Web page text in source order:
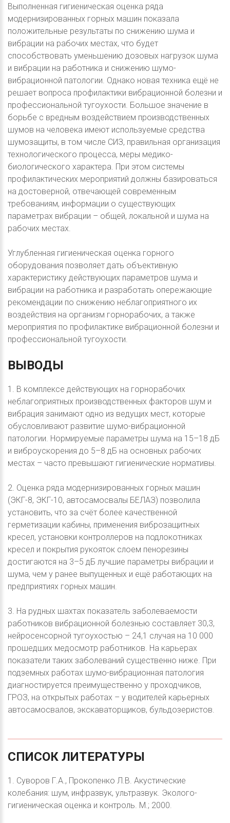
Выполненная гигиеническая оценка ряда
модернизированных горных машин показала
положительные результаты по снижению шума и
вибрации на рабочих местах, что будет
способствовать уменьшению дозовых нагрузок шума
и вибрации на работника и снижению шумо-
вибрационной патологии. Однако новая техника ещё не
решает вопроса профилактики вибрационной болезни и
профессиональной тугоухости. Большое значение в
борьбе с вредным воздействием производственных
шумов на человека имеют используемые средства
шумозащиты, в том числе СИЗ, правильная организация
технологического процесса, меры медико-
биологического характера. При этом системы
профилактических мероприятий должны базироваться
на достоверной, отвечающей современным
требованиям, информации о существующих
параметрах вибрации – общей, локальной и шума на
рабочих местах.
Углубленная гигиеническая оценка горного
оборудования позволяет дать объективную
характеристику действующих параметров шума и
вибрации на работника и разработать опережающие
рекомендации по снижению неблагоприятного их
воздействия на организм горнорабочих, а также
мероприятия по профилактике вибрационной болезни и
профессиональной тугоухости.
ВЫВОДЫ
1. В комплексе действующих на горнорабочих
неблагоприятных производственных факторов шум и
вибрация занимают одно из ведущих мест, которые
обусловливают развитие шумо-вибрационной
патологии. Нормируемые параметры шума на 15–18 дБ
и виброускорения до 5–8 дБ на основных рабочих
местах – часто превышают гигиенические нормативы.
2. Оценка ряда модернизированных горных машин
(ЭКГ-8, ЭКГ-10, автосамосвалы БЕЛАЗ) позволила
установить, что за счёт более качественной
герметизации кабины, применения виброзащитных
кресел, установки контроллеров на подлокотниках
кресел и покрытия рукояток слоем пенорезины
достигаются на 3–5 дБ лучшие параметры вибрации и
шума, чем у ранее выпущенных и ещё работающих на
предприятиях горных машин.
3. На рудных шахтах показатель заболеваемости
работников вибрационной болезнью составляет 30,3,
нейросенсорной тугоухостью – 24,1 случая на 10 000
прошедших медосмотр работников. На карьерах
показатели таких заболеваний существенно ниже. При
подземных работах шумо-вибрационная патология
диагностируется преимущественно у проходчиков,
ГРОЗ, на открытых работах – у водителей карьерных
автосамосвалов, экскаваторщиков, бульдозеристов.
СПИСОК ЛИТЕРАТУРЫ
1. Суворов Г.А., Прокопенко Л.В. Акустические
колебания: шум, инфразвук, ультразвук. Эколого-
гигиеническая оценка и контроль. М.; 2000.